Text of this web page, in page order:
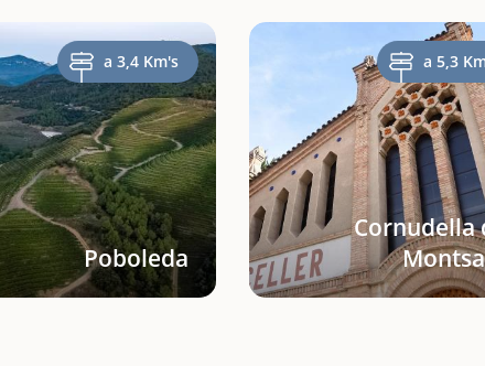
a 3,4 Km's
Poboleda
a 5,3
Cornudella